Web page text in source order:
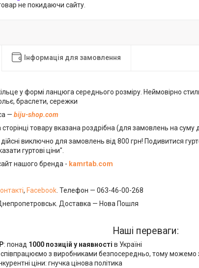
не покидаючи сайту.
Інформація для замовлення
у формі ланцюга середнього розміру. Неймовірно
браслети, сережки
— biju-shop.com
сторінці товару вказана роздрібна (для замовлень на суму
дійсні виключно для замовлень від 800 грн! Подивитися
гуртові ціни".
нашого бренда - kamrtab.com
, Facebook. Телефон — 063-46-00-268
Доставка — Нова Пошля
Наші переваги:
: понад 1000 позицій у наявності в Україні
співпрацюємо з виробниками безпосередньо, тому можемо
ціни: гнучка цінова політика